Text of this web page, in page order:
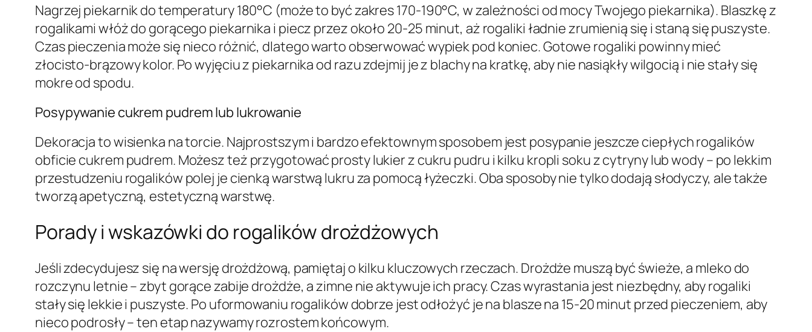
Nagrzej piekarnik do temperatury 180°C (może to być zakres 170-190°C, w zależności od mocy Twojego piekarnika). Blaszkę z
rogalikami włóż do gorącego piekarnika i piecz przez około 20-25 minut, aż rogaliki ładnie zrumienią się i staną się puszyste.
Czas pieczenia może się nieco różnić, dlatego warto obserwować wypiek pod koniec. Gotowe rogaliki powinny mieć
złocisto-brązowy kolor. Po wyjęciu z piekarnika od razu zdejmij je z blachy na kratkę, aby nie nasiąkły wilgocią i nie stały się
mokre od spodu.
Posypywanie cukrem pudrem lub lukrowanie
Dekoracja to wisienka na torcie. Najprostszym i bardzo efektownym sposobem jest posypanie jeszcze ciepłych rogalików
obficie cukrem pudrem. Możesz też przygotować prosty lukier z cukru pudru i kilku kropli soku z cytryny lub wody – po lekkim
przestudzeniu rogalików polej je cienką warstwą lukru za pomocą łyżeczki. Oba sposoby nie tylko dodają słodyczy, ale także
tworzą apetyczną, estetyczną warstwę.
Porady i wskazówki do rogalików drożdżowych
Jeśli zdecydujesz się na wersję drożdżową, pamiętaj o kilku kluczowych rzeczach. Drożdże muszą być świeże, a mleko do
rozczynu letnie – zbyt gorące zabije drożdże, a zimne nie aktywuje ich pracy. Czas wyrastania jest niezbędny, aby rogaliki
stały się lekkie i puszyste. Po uformowaniu rogalików dobrze jest odłożyć je na blasze na 15-20 minut przed pieczeniem, aby
nieco podrosły – ten etap nazywamy rozrostem końcowym.